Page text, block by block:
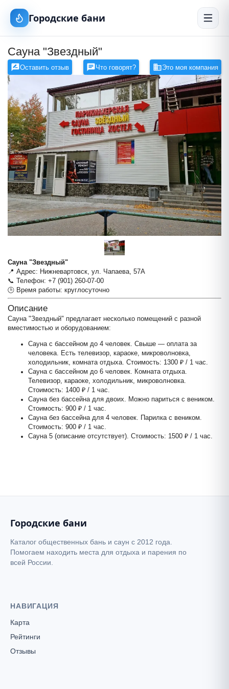
Городские бани
Сауна "Звездный"
Оставить отзыв Что говорят? Это моя компания
Сауна "Звездный"
📍 Адрес: Нижневартовск, ул. Чапаева, 57А
📞 Телефон: +7 (901) 260-07-00
🕒 Время работы: круглосуточно
Описание
Сауна "Звездный" предлагает несколько помещений с разной
вместимостью и оборудованием:
Сауна с бассейном до 4 человек. Свыше — оплата за
человека. Есть телевизор, караоке, микроволновка,
холодильник, комната отдыха. Стоимость: 1300 ₽ / 1 час.
Сауна с бассейном до 6 человек. Комната отдыха.
Телевизор, караоке, холодильник, микроволновка.
Стоимость: 1400 ₽ / 1 час.
Сауна без бассейна для двоих. Можно париться с веником.
Стоимость: 900 ₽ / 1 час.
Сауна без бассейна для 4 человек. Парилка с веником.
Стоимость: 900 ₽ / 1 час.
Сауна 5 (описание отсутствует). Стоимость: 1500 ₽ / 1 час.
Городские бани
Каталог общественных бань и саун с 2012 года.
Помогаем находить места для отдыха и парения по
всей России.
НАВИГАЦИЯ
Карта
Рейтинги
Отзывы